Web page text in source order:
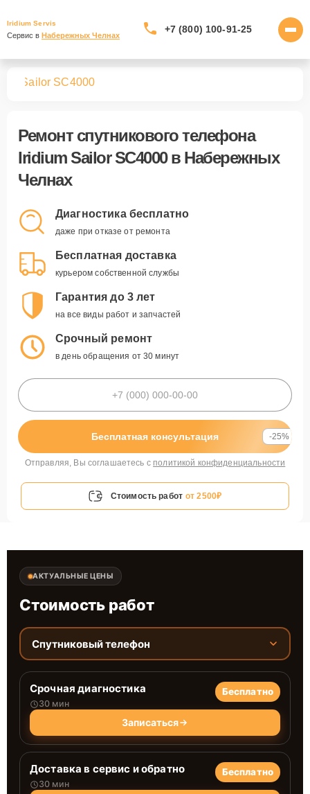
Iridium Servis
Сервис в Набережных Челнах
+7 (800) 100-91-25
Sailor SC4000
Ремонт спутникового телефона
Iridium Sailor SC4000в Набережных
Челнах
Диагностика бесплатно
даже при отказе от ремонта
Бесплатная доставка
курьером собственной службы
Гарантия до 3 лет
на все виды работ и запчастей
Срочный ремонт
в день обращения от 30 минут
Бесплатная консультация -25%
Отправляя, Вы соглашаетесь с политикой конфиденциальности
Стоимость работ от 2500₽
АКТУАЛЬНЫЕ ЦЕНЫ
Стоимость работ
Спутниковый телефон
Срочная диагностика
30 мин
Бесплатно
Записаться
Доставка в сервис и обратно
30 мин
Бесплатно